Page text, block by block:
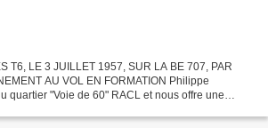
T6, LE 3 JUILLET 1957, SUR LA BE 707, PAR
AU VOL EN FORMATION Philippe
quartier "Voie de 60" RACL et nous offre une